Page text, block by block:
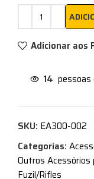
Adicionar aos
14
SKU: EA300-002
Categorias:
Outros Acessórios
Fuzil/Rifles